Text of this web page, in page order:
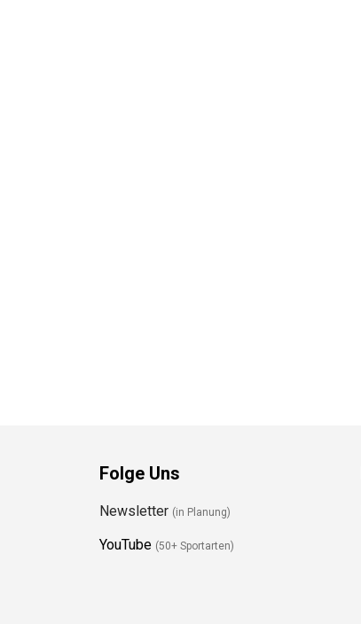
Folge Uns
Newsletter (in Planung)
YouTube (50+ Sportarten)